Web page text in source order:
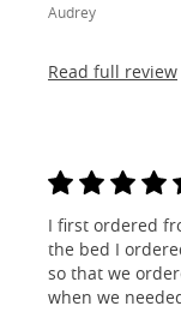
Audrey
Read full review
I first ordered
the bed I
so that we
when we